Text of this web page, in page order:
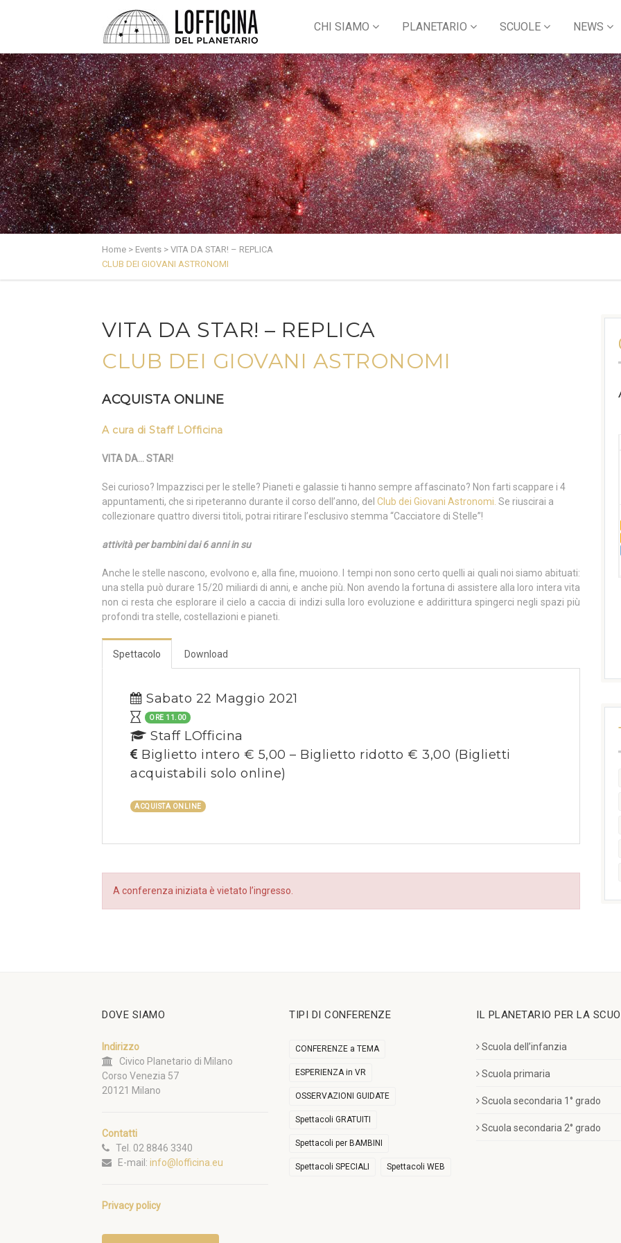
CHI SIAMO PLANETARIO SCUOLE NEWS
Home > Events > VITA DA STAR! – REPLICA
CLUB DEI GIOVANI ASTRONOMI
VITA DA STAR! – REPLICA
CLUB DEI GIOVANI ASTRONOMI
ACQUISTA ONLINE
A cura di Staff LOfficina
VITA DA… STAR!
Sei curioso? Impazzisci per le stelle? Pianeti e galassie ti hanno sempre affascinato? Non farti scappare i 4
appuntamenti, che si ripeteranno durante il corso dell’anno, del Club dei Giovani Astronomi. Se riuscirai a
collezionare quattro diversi titoli, potrai ritirare l’esclusivo stemma “Cacciatore di Stelle”!
attività per bambini dai 6 anni in su
Anche le stelle nascono, evolvono e, alla fine, muoiono. I tempi non sono certo quelli ai quali noi siamo abituati:
una stella può durare 15/20 miliardi di anni, e anche più. Non avendo la fortuna di assistere alla loro intera vita
non ci resta che esplorare il cielo a caccia di indizi sulla loro evoluzione e addirittura spingerci negli spazi più
profondi tra stelle, costellazioni e pianeti.
Spettacolo Download
Sabato 22 Maggio 2021
ORE 11.00
Staff LOfficina
Biglietto intero € 5,00 – Biglietto ridotto € 3,00 (Biglietti
acquistabili solo online)
ACQUISTA ONLINE
A conferenza iniziata è vietato l’ingresso.
DOVE SIAMO
Indirizzo
Civico Planetario di Milano
Corso Venezia 57
20121 Milano
Contatti
Tel. 02 8846 3340
E-mail: info@lofficina.eu
Privacy policy
TIPI DI CONFERENZE
CONFERENZE a TEMA
ESPERIENZA in VR
OSSERVAZIONI GUIDATE
Spettacoli GRATUITI
Spettacoli per BAMBINI
Spettacoli SPECIALI Spettacoli WEB
IL PLANETARIO PER LA
Scuola dell’infanzia
Scuola primaria
Scuola secondaria 1° grado
Scuola secondaria 2° grado